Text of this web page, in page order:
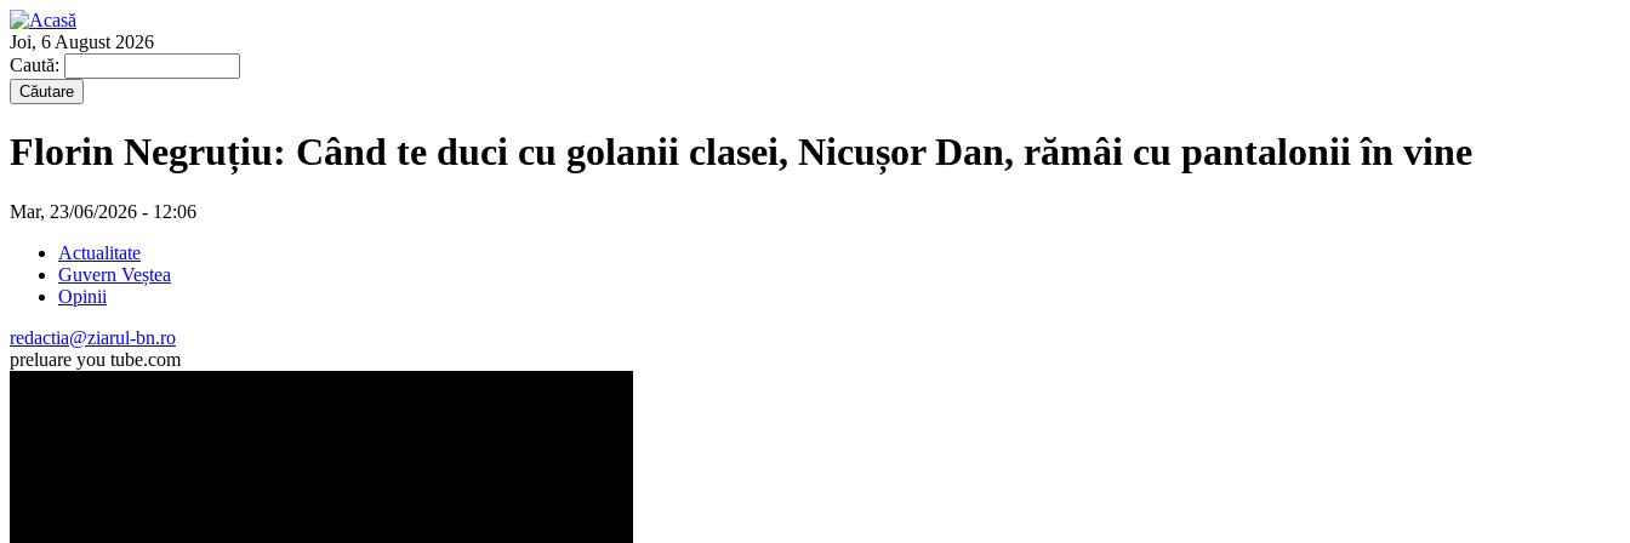
Joi, 6 August 2026
Caută:
Florin Negruțiu: Când te duci cu golanii clasei, Nicușor Dan, rămâi cu pantalonii în vine
Mar, 23/06/2026 - 12:06
Actualitate
Guvern Veștea
Opinii
redactia@ziarul-bn.ro
preluare you tube.com